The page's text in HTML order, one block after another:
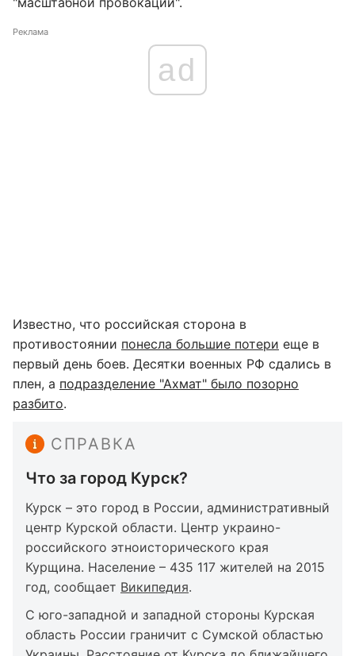
Реклама
ad
Известно, что российская сторона в
противостоянии понесла большие потери еще в
первый день боев. Десятки военных РФ сдались в
плен, а подразделение "Ахмат" было позорно
разбито.
СПРАВКА
Что за город Курск?
Курск – это город в России, административный
центр Курской области. Центр украино-
российского этноисторического края
Курщина. Население – 435 117 жителей на 2015
год, сообщает Википедия.
С юго-западной и западной стороны Курская
область России граничит с Сумской областью